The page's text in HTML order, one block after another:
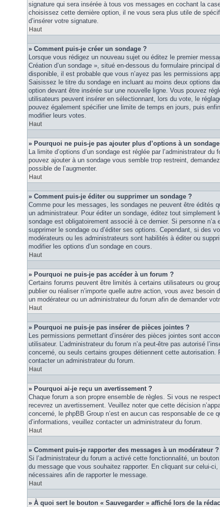
signature qui sera insérée à tous vos messages en cochant la
choisissez cette dernière option, il ne vous sera plus utile de
d’insérer votre signature.
Haut
» Comment puis-je créer un sondage ?
Lorsque vous rédigez un nouveau sujet ou éditez le premier
Création d’un sondage », situé en-dessous du formulaire principal
disponible, il est probable que vous n’ayez pas les permissions
Saisissez le titre du sondage en incluant au moins deux options
option devant être insérée sur une nouvelle ligne. Vous pouvez
utilisateurs peuvent insérer en sélectionnant, lors du vote, le
pouvez également spécifier une limite de temps en jours, puis
modifier leurs votes.
Haut
» Pourquoi ne puis-je pas ajouter plus d’options à un
La limite d’options d’un sondage est réglée par l’administrateur
pouvez ajouter à un sondage vous semble trop restreint,
possible de l’augmenter.
Haut
» Comment puis-je éditer ou supprimer un sondage ?
Comme pour les messages, les sondages ne peuvent être édités
un administrateur. Pour éditer un sondage, éditez tout simplement
sondage est obligatoirement associé à ce dernier. Si personne
supprimer le sondage ou d’éditer ses options. Cependant, si des
modérateurs ou les administrateurs sont habilités à éditer ou
modifier les options d’un sondage en cours.
Haut
» Pourquoi ne puis-je pas accéder à un forum ?
Certains forums peuvent être limités à certains utilisateurs ou
publier ou réaliser n’importe quelle autre action, vous avez besoin
un modérateur ou un administrateur du forum afin de demander
Haut
» Pourquoi ne puis-je pas insérer de pièces jointes ?
Les permissions permettant d’insérer des pièces jointes sont
utilisateur. L’administrateur du forum n’a peut-être pas autorisé
concerné, ou seuls certains groupes détiennent cette autorisation.
contacter un administrateur du forum.
Haut
» Pourquoi ai-je reçu un avertissement ?
Chaque forum a son propre ensemble de règles. Si vous ne
recevrez un avertissement. Veuillez noter que cette décision
concerné, le phpBB Group n’est en aucun cas responsable de ce
d’informations, veuillez contacter un administrateur du forum.
Haut
» Comment puis-je rapporter des messages à un modérateur ?
Si l’administrateur du forum a activé cette fonctionnalité, un
du message que vous souhaitez rapporter. En cliquant sur celui-
nécessaires afin de rapporter le message.
Haut
» À quoi sert le bouton « Sauvegarder » affiché lors de la